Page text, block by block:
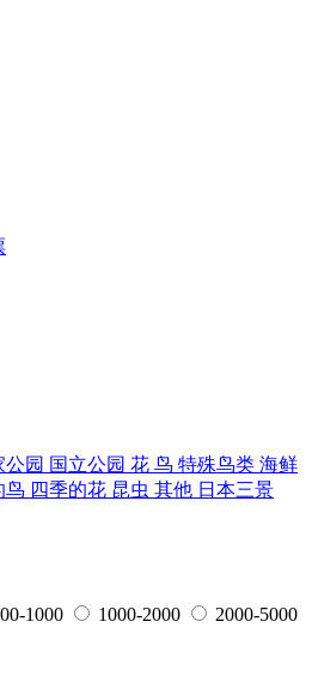
公园 国立公园 花 鸟 特殊鸟类 海鲜
鸟 四季的花 昆虫 其他 日本三景
1000 1000-2000
2000-5000